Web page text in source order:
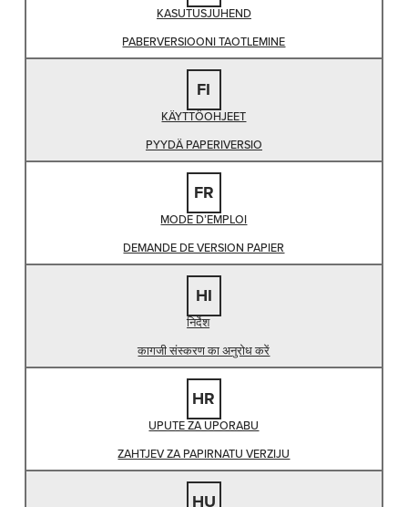
KASUTUSJUHEND
PABERVERSIOONI TAOTLEMINE
FI
KÄYTTÖOHJEET
PYYDÄ PAPERIVERSIO
FR
MODE D’EMPLOI
DEMANDE DE VERSION PAPIER
HI
निर्देश
कागजी संस्करण का अनुरोध करें
HR
UPUTE ZA UPORABU
ZAHTJEV ZA PAPIRNATU VERZIJU
HU